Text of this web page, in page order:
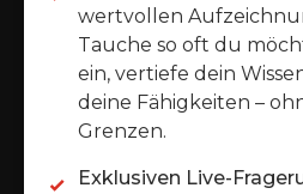
wertvollen
Tauche so oft du
ein, vertiefe dein
deine Fähigkeiten –
Grenzen.
Exklusiven Live-